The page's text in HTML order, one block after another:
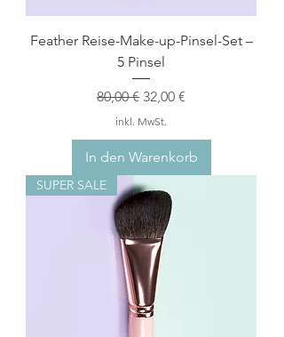
Feather Reise-Make-up-Pinsel-Set –
5 Pinsel
Standardpreis
80,00 € Sale-Preis
32,00 €
inkl. MwSt.
In den Warenkorb
SUPER SALE